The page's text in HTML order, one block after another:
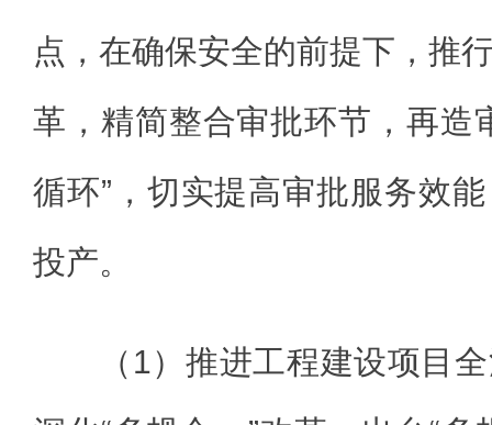
点，在确保安全的前提下，推
革，精简整合审批环节，再造
循环”，切实提高审批服务效
投产。
（1）推进工程建设项目